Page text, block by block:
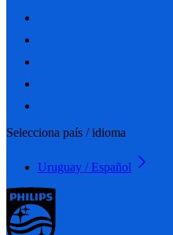
Selecciona país / idioma
Uruguay / Español